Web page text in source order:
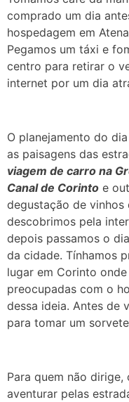
comprado um dia
hospedagem em
Pegamos um táxi e
centro para retirar o
internet por um dia
O planejamento do
as paisagens das
viagem de carro na
Canal de Corinto e
degustação de
descobrimos pela
depois passamos o
da cidade. Tínhamos
lugar em Corinto
preocupadas com o
dessa ideia. Antes de
para tomar um
Para quem não
aventurar pelas